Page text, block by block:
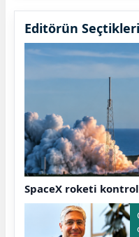
Editörün Seçtikleri
SpaceX roketi